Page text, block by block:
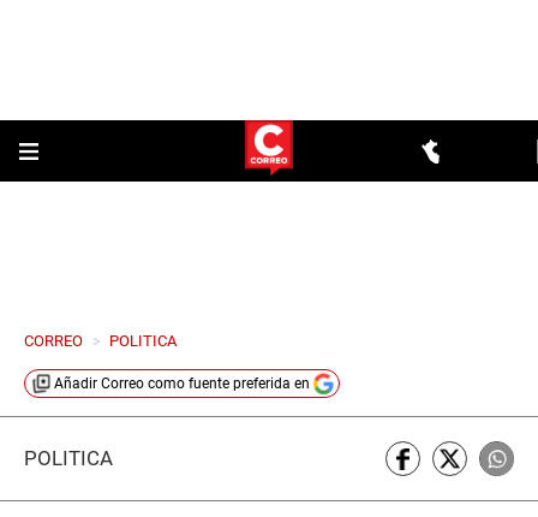
CORREO > POLITICA
Añadir Correo como fuente preferida en
POLÍTICA